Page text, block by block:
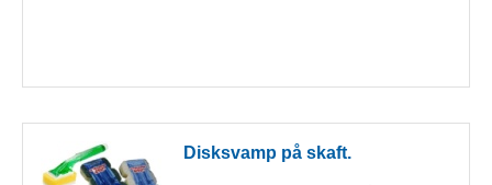
Disksvamp på skaft.